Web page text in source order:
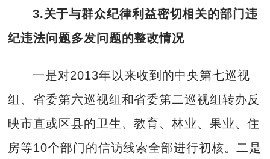
3.关于与群众纪律利益密切相关的部门违
纪违法问题多发问题的整改情况
一是对2013年以来收到的中央第七巡视
组、省委第六巡视组和省委第二巡视组转办反
映市直或区县的卫生、教育、林业、果业、住
房等10个部门的信访线索全部进行初核。二是